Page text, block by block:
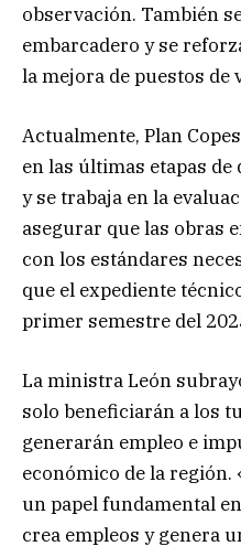
observación. También
embarcadero y se
la mejora de puestos de
Actualmente, Plan
en las últimas etapas
y se trabaja en la
asegurar que las obras
con los estándares
que el expediente
primer semestre del
La ministra León
solo beneficiarán a los
generarán empleo e
económico de la
un papel fundamental
crea empleos y genera